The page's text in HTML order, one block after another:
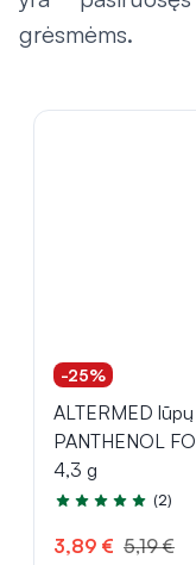
grėsmėms.
-25%
ALTERMED
PANTHENOL
4,3 g
Įvertinimas 5.0 iš 5
(2)
3,89 € 5,19 €